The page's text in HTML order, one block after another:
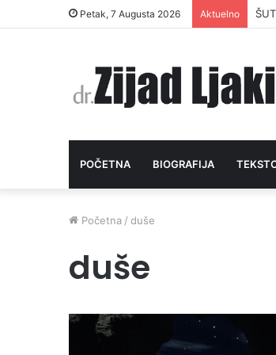
Petak, 7 Augusta 2026 Aktuelno
POČETNA BIOGRAFIJA
Početna / duše
duše